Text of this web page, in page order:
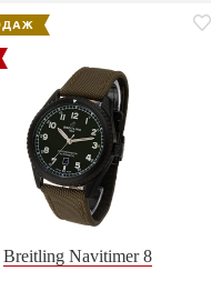
Breitling Navitimer 8